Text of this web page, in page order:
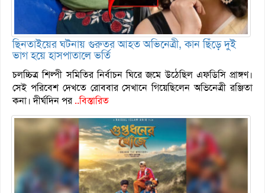
ছিনতাইয়ের ঘটনায় গুরুতর আহত অভিনেত্রী, কান ছিঁড়ে দুই
ভাগ হয়ে হাসপাতালে ভর্তি
চলচ্চিত্র শিল্পী সমিতির নির্বাচন ঘিরে জমে উঠেছিল এফডিসি প্রাঙ্গণ।
সেই পরিবেশ দেখতে রোববার সেখানে গিয়েছিলেন অভিনেত্রী রঞ্জিতা
কনা। দীর্ঘদিন পর..বিস্তারিত